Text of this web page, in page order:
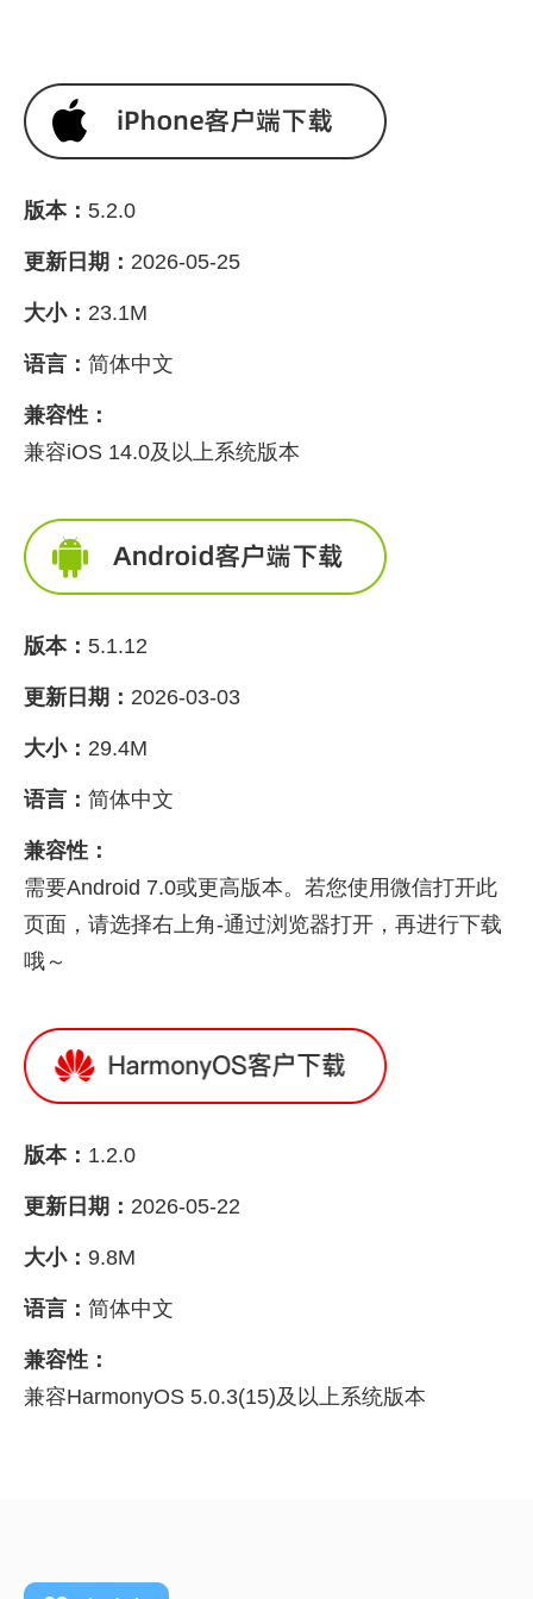
版本： 5.2.0
更新日期： 2026-05-25
大小： 23.1M
语言： 简体中文
兼容性：
兼容iOS 14.0及以上系统版本
版本： 5.1.12
更新日期： 2026-03-03
大小： 29.4M
语言： 简体中文
兼容性：
需要Android 7.0或更高版本。若您使用微信打开此
页面，请选择右上角-通过浏览器打开，再进行下载
哦～
版本： 1.2.0
更新日期： 2026-05-22
大小： 9.8M
语言： 简体中文
兼容性：
兼容HarmonyOS 5.0.3(15)及以上系统版本